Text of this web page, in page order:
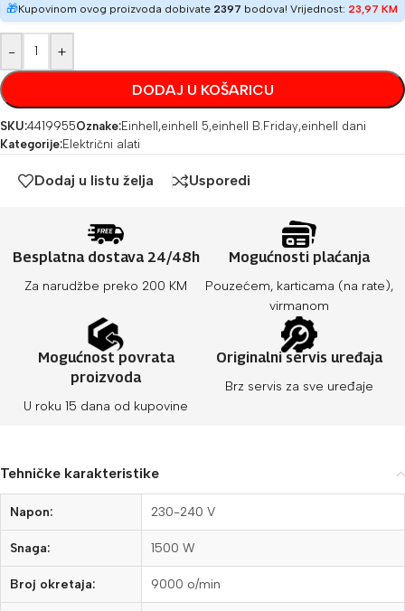
🎁Kupovinom ovog proizvoda dobivate 2397 bodova! Vrijednost: 23,97 KM
- +
DODAJ U KOŠARICU
SKU:4419955Oznake:Einhell ,einhell 5,einhell B.Friday,einhell dani
Kategorije:Električni alati
Dodaj u listu želja Usporedi
Besplatna dostava 24/48h
Za narudžbe preko 200 KM
Mogućnosti plaćanja
Pouzećem, karticama (na rate),
virmanom
Mogućnost povrata
proizvoda
U roku 15 dana od kupovine
Originalni servis uređaja
Brz servis za sve uređaje
Tehničke karakteristike
Napon: 230-240 V
Snaga: 1500 W
Broj okretaja: 9000 o/min